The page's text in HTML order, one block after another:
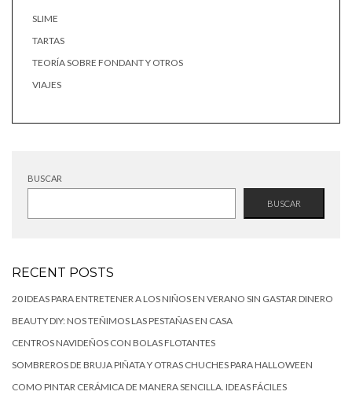
SLIME
TARTAS
TEORÍA SOBRE FONDANT Y OTROS
VIAJES
BUSCAR
BUSCAR
RECENT POSTS
20 IDEAS PARA ENTRETENER A LOS NIÑOS EN VERANO SIN GASTAR DINERO
BEAUTY DIY: NOS TEÑIMOS LAS PESTAÑAS EN CASA
CENTROS NAVIDEÑOS CON BOLAS FLOTANTES
SOMBREROS DE BRUJA PIÑATA Y OTRAS CHUCHES PARA HALLOWEEN
COMO PINTAR CERÁMICA DE MANERA SENCILLA. IDEAS FÁCILES